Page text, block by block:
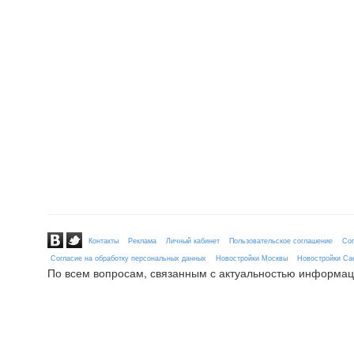
Контакты Реклама Личный кабинет Пользовательское соглашение
Согласие на обработку персональных данных
Новостройки Москвы Новостройки
По всем вопросам, связанным с актуальностью